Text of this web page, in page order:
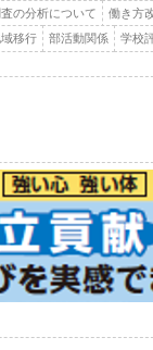
の分析について 働き方
移行 部活動関係
学校